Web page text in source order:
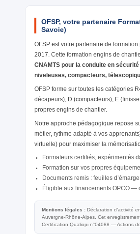
OFSP, votre partenaire
Savoie)
OFSP est votre partenaire de
2017. Cette formation engins de
CNAMTS pour la conduite en
niveleuses, compacteurs,
OFSP forme sur toutes les catégories
décapeurs), D (compacteurs), E
propres engins de chantier.
Notre approche pédagogique repose
métier, rythme adapté à vos
virtuelle) pour maximiser la
Formateurs certifiés, expérimentés
Formation sur vos propres
Documents remis : feuilles
Éligible aux financements OPCO —
Mentions légales : Déclaration d’activité
Auvergne-Rhône-Alpes. Cet
Certification Qualiopi n°04088 — Actions